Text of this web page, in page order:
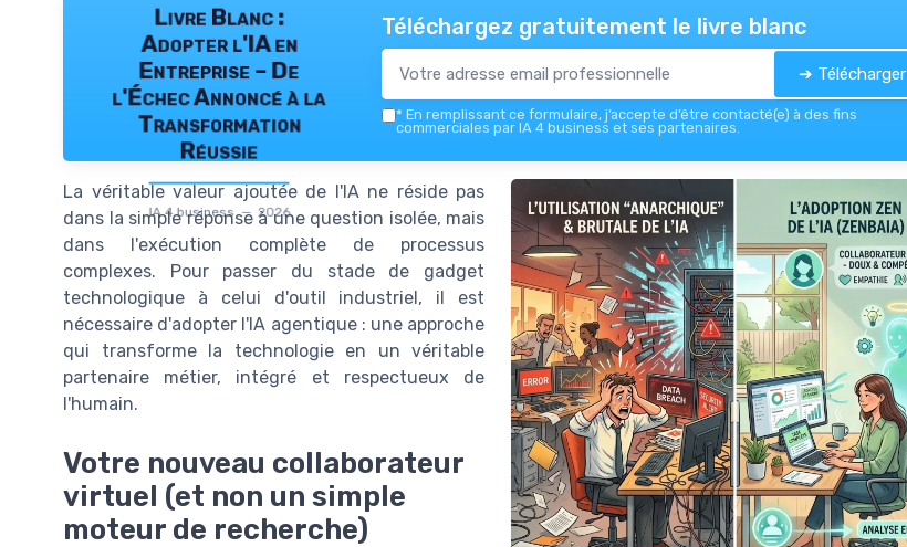
Livre Blanc :
Adopter l'IA en
Entreprise – De
l'Échec Annoncé à la
Transformation
Réussie
IA 4 business — 2026
Téléchargez gratuitement le livre blanc
➔ Télécharger
* En remplissant ce formulaire, j’accepte d’être contacté(e) à des fins
commerciales par IA 4 business et ses partenaires.
La véritable valeur ajoutée de l'IA ne réside pas
dans la simple réponse à une question isolée, mais
dans l'exécution complète de processus
complexes. Pour passer du stade de gadget
technologique à celui d'outil industriel, il est
nécessaire d'adopter l'IA agentique : une approche
qui transforme la technologie en un véritable
partenaire métier, intégré et respectueux de
l'humain.
Votre nouveau collaborateur
virtuel (et non un simple
moteur de recherche)